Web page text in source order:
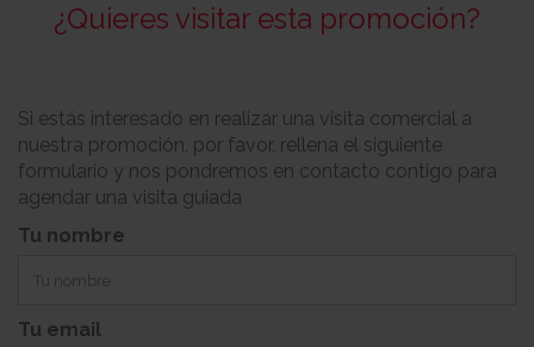
¿Quieres visitar esta promoción?
Si estás interesado en realizar una visita comercial a
nuestra promoción, por favor, rellena el siguiente
formulario y nos pondremos en contacto contigo para
agendar una visita guiada
Tu nombre
Tu email